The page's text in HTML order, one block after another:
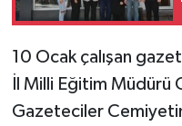
10 Ocak çalışan
İl Milli Eğitim Müdürü
Gazeteciler